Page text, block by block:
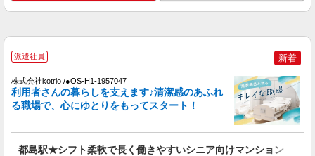
時給1550円〜2187円 ＜日払い有/週払い有/交
キープ 詳細を見る
派遣社員
株式会社kotrio /●OS-H1-2114938
NEW
派遣社員 新着
株式会社kotrio /●OS-H1-1957047
利用者さんの暮らしを支えます♪清潔感のあふれ
る職場で、心にゆとりをもってスタート！
都島駅★シフト柔軟で長く働きやすいシニア向けマンション